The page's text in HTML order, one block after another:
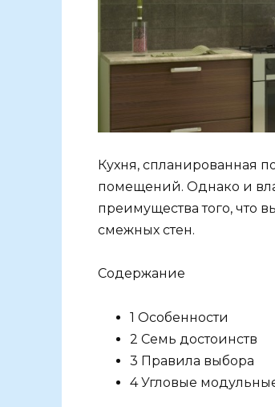
Кухня, спланированная
помещений. Однако и
преимущества того, что
смежных стен.
Содержание
1 Особенности
2 Семь достоинств
3 Правила выбора
4 Угловые